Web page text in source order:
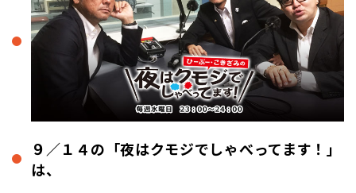
９／１４の「夜はクモジでしゃべってます！」
は、